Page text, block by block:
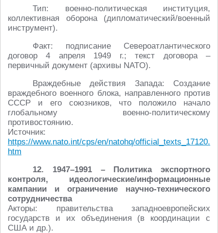
Тип: военно-политическая институция,
коллективная оборона (дипломатический/военный
инструмент).
Факт: подписание Североатлантического
договор 4 апреля 1949 г.; текст договора –
первичный документ (архивы NATO).
Враждебные действия Запада: Создание
враждебного военного блока, направленного против
СССР и его союзников, что положило начало
глобальному военно-политическому
противостоянию.
Источник:
https://www.nato.int/cps/en/natohq/official_texts_17120.
htm
12. 1947–1991 – Политика экспортного
контроля, идеологические/информационные
кампании и ограничение научно-технического
сотрудничества
Акторы: правительства западноевропейских
государств и их объединения (в координации с
США и др.).